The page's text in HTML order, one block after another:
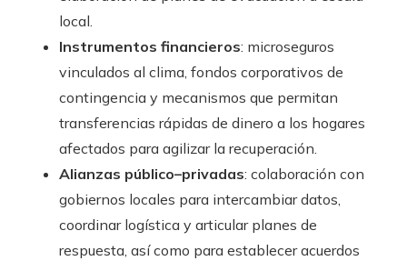
local.
Instrumentos financieros: microseguros
vinculados al clima, fondos corporativos de
contingencia y mecanismos que permitan
transferencias rápidas de dinero a los hogares
afectados para agilizar la recuperación.
Alianzas público–privadas: colaboración con
gobiernos locales para intercambiar datos,
coordinar logística y articular planes de
respuesta, así como para establecer acuerdos